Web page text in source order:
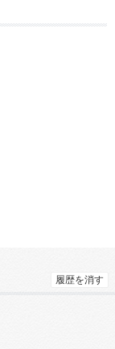
履歴を消す